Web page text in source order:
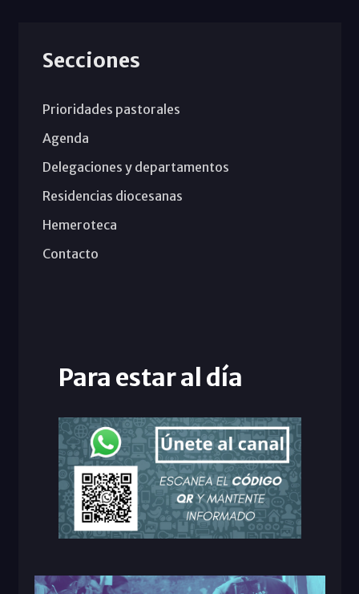
Secciones
Prioridades pastorales
Agenda
Delegaciones y departamentos
Residencias diocesanas
Hemeroteca
Contacto
Para estar al día